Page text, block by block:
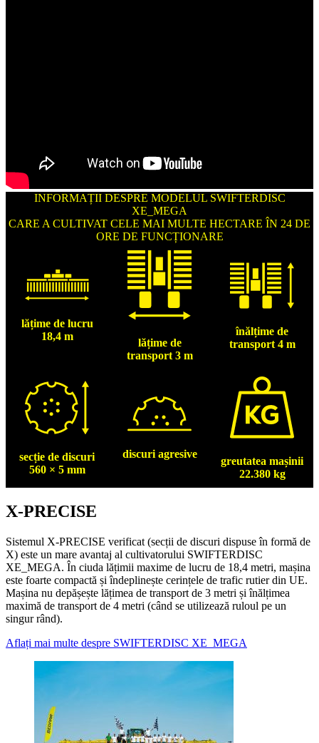
INFORMAȚII DESPRE MODELUL SWIFTERDISC
XE_MEGA
CARE A CULTIVAT CELE MAI MULTE HECTARE ÎN 24 DE
ORE DE FUNCȚIONARE
lățime de lucru
18,4 m
lățime de
transport 3 m
înălțime de
transport 4 m
secție de discuri
560 × 5 mm
discuri agresive
greutatea mașinii
22.380 kg
X-PRECISE
Sistemul X-PRECISE verificat (secții de discuri dispuse în formă de
X) este un mare avantaj al cultivatorului SWIFTERDISC
XE_MEGA. În ciuda lățimii maxime de lucru de 18,4 metri, mașina
este foarte compactă și îndeplinește cerințele de trafic rutier din UE.
Mașina nu depășește lățimea de transport de 3 metri și înălțimea
maximă de transport de 4 metri (când se utilizează ruloul pe un
singur rând).
Aflați mai multe despre SWIFTERDISC XE_MEGA